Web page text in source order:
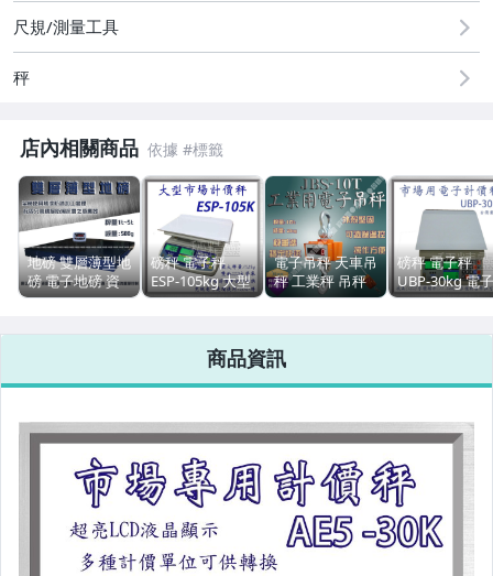
尺規/測量工具
秤
店內相關商品
地磅 雙層薄型地
磅 電子地磅 資
源回收地磅
保固兩年 含稅付
磅秤 電子秤
ESP-105kg 大型
市場用秤 電子三
灣製 中央標準局
檢定合格--保固
一年【秤精靈】
電子吊秤 天車吊
秤 工業秤 吊秤
磅秤 電子秤 JBS-
示幕--保固兩年
【秤精靈】
磅秤 電子秤
UBP-30kg 電子
計價秤 市場用
局檢定合格--保
商品資訊